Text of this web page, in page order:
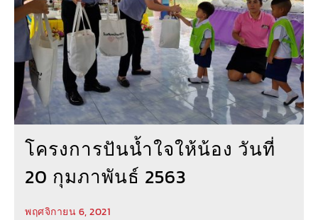
โครงการปันน้ำใจให้น้อง วันที่
20 กุมภาพันธ์ 2563
พฤศจิกายน 6, 2021